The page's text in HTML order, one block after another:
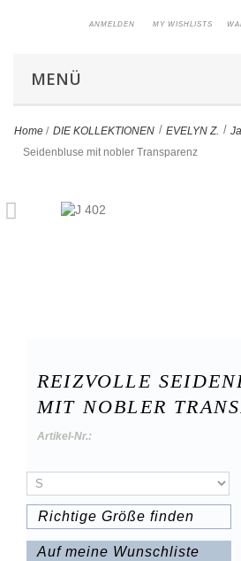
MY WISHLISTS
ANMELDEN
MENÜ
Home / DIE KOLLEKTIONEN > EVELYN Z. >
Seidenbluse mit nobler Transparenz
REIZVOLLE
MIT NOBLER
Artikel-Nr.:
Richtige Größe finden
Auf meine Wunschliste